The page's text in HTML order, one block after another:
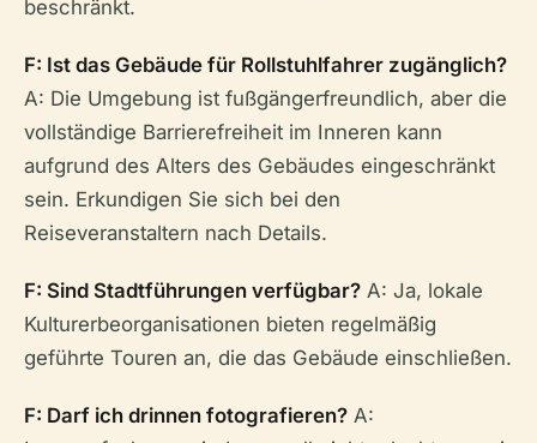
beschränkt.
F: Ist das Gebäude für Rollstuhlfahrer zugänglich?
A: Die Umgebung ist fußgängerfreundlich, aber die
vollständige Barrierefreiheit im Inneren kann
aufgrund des Alters des Gebäudes eingeschränkt
sein. Erkundigen Sie sich bei den
Reiseveranstaltern nach Details.
F: Sind Stadtführungen verfügbar? A: Ja, lokale
Kulturerbeorganisationen bieten regelmäßig
geführte Touren an, die das Gebäude einschließen.
F: Darf ich drinnen fotografieren? A: